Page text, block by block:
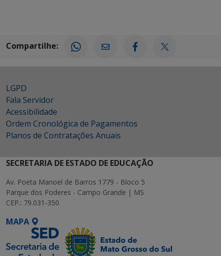
Compartilhe:
LGPD
Fala Servidor
Acessibilidade
Ordem Cronológica de Pagamentos
Planos de Contratações Anuais
SECRETARIA DE ESTADO DE EDUCAÇÃO
Av. Poeta Manoel de Barros 1779 - Bloco 5
Parque dos Poderes - Campo Grande | MS
CEP.: 79.031-350
MAPA